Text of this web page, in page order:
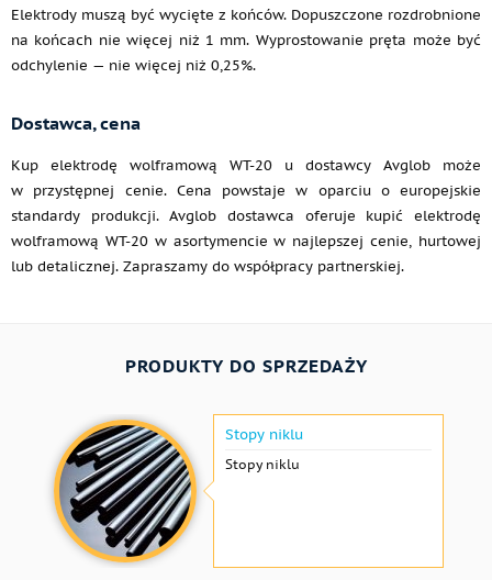
Elektrody muszą być wycięte z końców. Dopuszczone rozdrobnione
na końcach nie więcej niż 1 mm. Wyprostowanie pręta może być
odchylenie — nie więcej niż 0,25%.
Dostawca, cena
Kup elektrodę wolframową WT-20 u dostawcy Avglob może
w przystępnej cenie. Cena powstaje w oparciu o europejskie
standardy produkcji. Avglob dostawca oferuje kupić elektrodę
wolframową WT-20 w asortymencie w najlepszej cenie, hurtowej
lub detalicznej. Zapraszamy do współpracy partnerskiej.
PRODUKTY DO SPRZEDAŻY
Stopy niklu
Stopy niklu